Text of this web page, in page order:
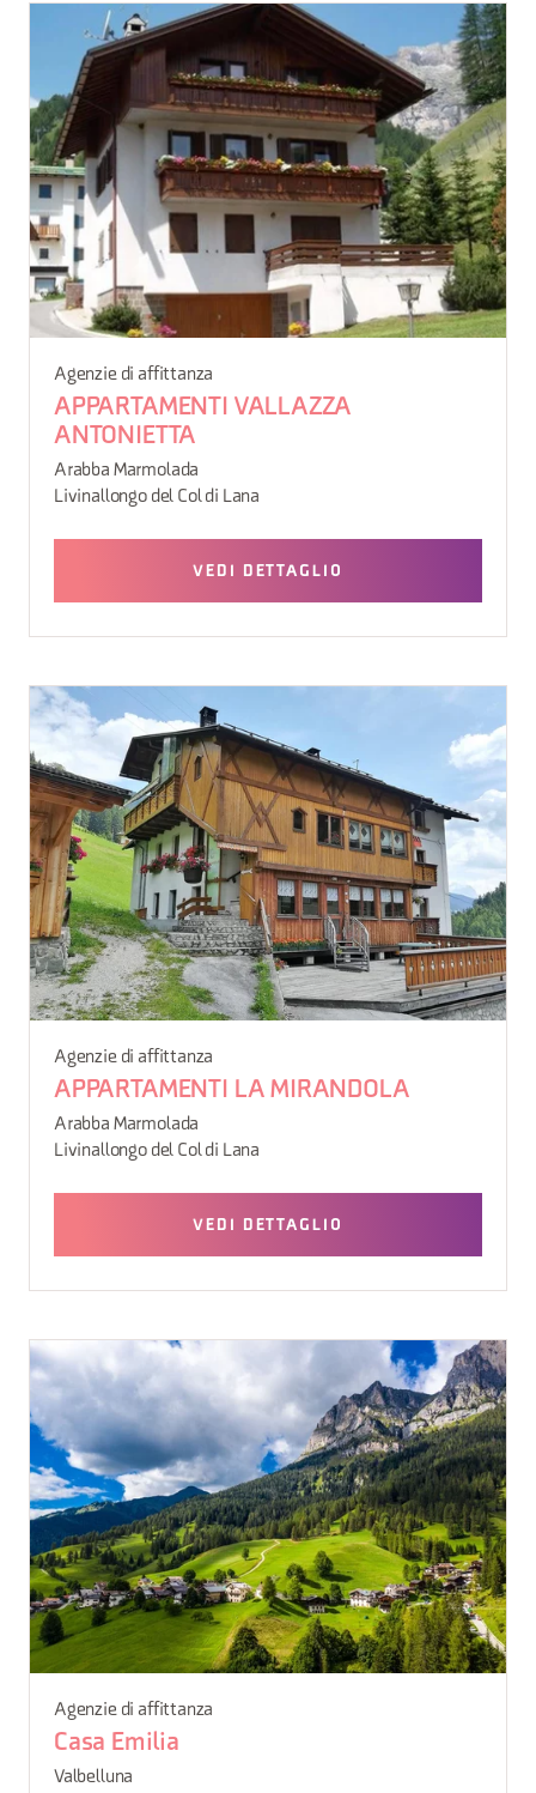
Agenzie di affittanza
APPARTAMENTI VALLAZZA
ANTONIETTA
Arabba Marmolada
Livinallongo del Col di Lana
VEDI DETTAGLIO
Agenzie di affittanza
APPARTAMENTI LA MIRANDOLA
Arabba Marmolada
Livinallongo del Col di Lana
VEDI DETTAGLIO
Agenzie di affittanza
Casa Emilia
Valbelluna